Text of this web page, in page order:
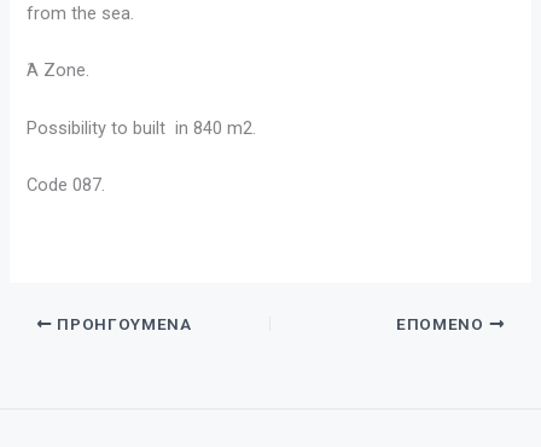
from the sea.
Ά Zone.
Possibility to built in 840 m2.
Code 087.
ΠΡΟΗΓΟΎΜΕΝΑ ΕΠΌΜΕΝΟ